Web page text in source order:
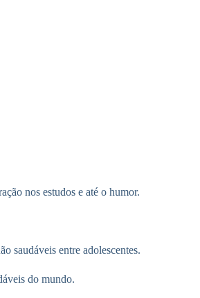
nos estudos e até o humor.
saudáveis entre adolescentes.
do mundo.